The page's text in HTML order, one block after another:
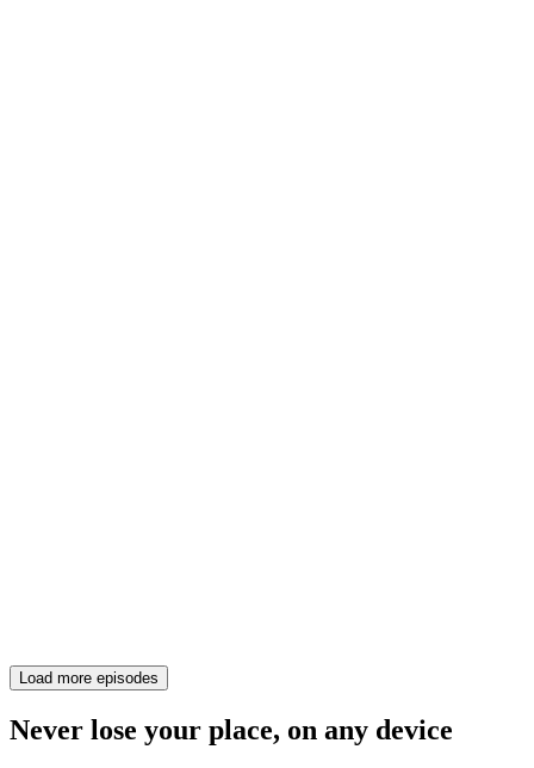
Load more episodes
Never lose your place, on any device